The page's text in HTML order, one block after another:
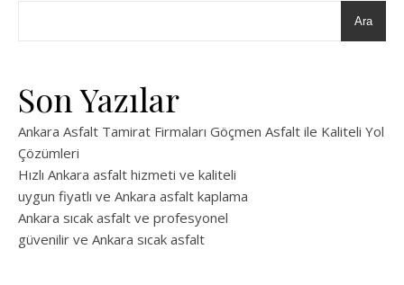
Ara
Son Yazılar
Ankara Asfalt Tamirat Firmaları Göçmen Asfalt ile Kaliteli Yol
Çözümleri
Hızlı Ankara asfalt hizmeti ve kaliteli
uygun fiyatlı ve Ankara asfalt kaplama
Ankara sıcak asfalt ve profesyonel
güvenilir ve Ankara sıcak asfalt